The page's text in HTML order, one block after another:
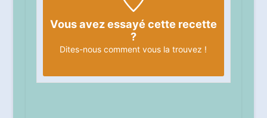
Vous avez essayé cette recette
?
Dites-nous comment vous la trouvez !